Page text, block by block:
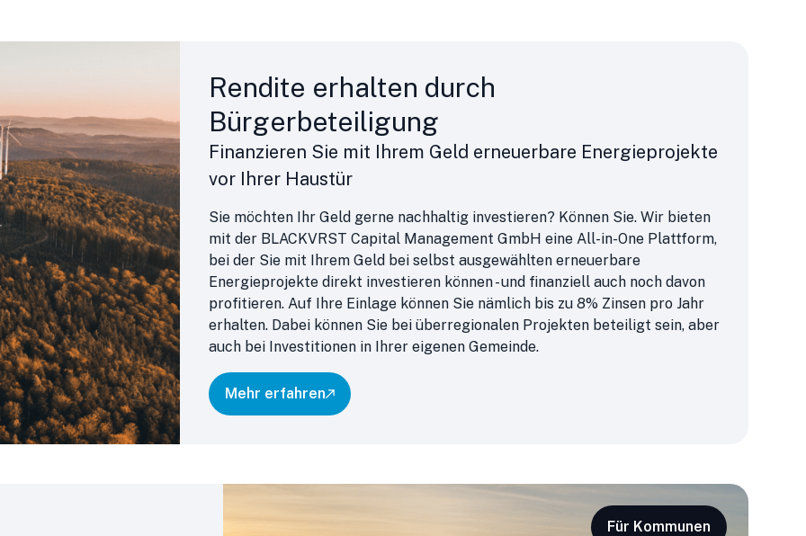
Rendite erhalten durch
Bürgerbeteiligung
Finanzieren Sie mit Ihrem Geld erneuerbare Energieprojekte
vor Ihrer Haustür
Sie möchten Ihr Geld gerne nachhaltig investieren? Können Sie. Wir bieten
mit der BLACKVRST Capital Management GmbH eine All-in-One Plattform,
bei der Sie mit Ihrem Geld bei selbst ausgewählten erneuerbare
Energieprojekte direkt investieren können - und finanziell auch noch davon
profitieren. Auf Ihre Einlage können Sie nämlich bis zu 8% Zinsen pro Jahr
erhalten. Dabei können Sie bei überregionalen Projekten beteiligt sein, aber
auch bei Investitionen in Ihrer eigenen Gemeinde.
Mehr erfahren
Für Kommunen